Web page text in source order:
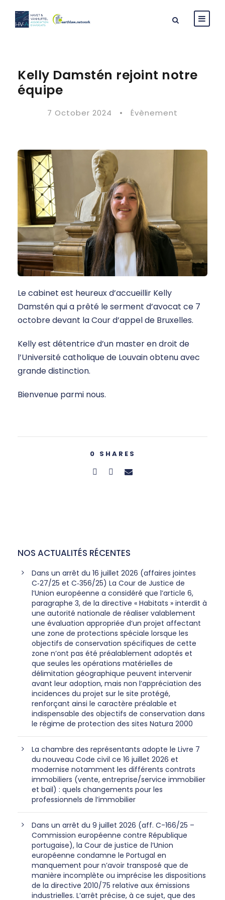
Kelly Damstén rejoint notre
équipe
7 October 2024 • Évènement
Le cabinet est heureux d’accueillir Kelly
Damstén qui a prêté le serment d’avocat ce 7
octobre devant la Cour d’appel de Bruxelles.
Kelly est détentrice d’un master en droit de
l’Université catholique de Louvain obtenu avec
grande distinction.
Bienvenue parmi nous.
0 SHARES
NOS ACTUALITÉS RÉCENTES
Dans un arrêt du 16 juillet 2026 (affaires jointes
C‑27/25 et C‑356/25) La Cour de Justice de
l’Union européenne a considéré que l’article 6,
paragraphe 3, de la directive « Habitats » interdit à
une autorité nationale de réaliser valablement
une évaluation appropriée d’un projet affectant
une zone de protections spéciale lorsque les
objectifs de conservation spécifiques de cette
zone n’ont pas été préalablement adoptés et
que seules les opérations matérielles de
délimitation géographique peuvent intervenir
avant leur adoption, mais non l’appréciation des
incidences du projet sur le site protégé,
renforçant ainsi le caractère préalable et
indispensable des objectifs de conservation dans
le régime de protection des sites Natura 2000
La chambre des représentants adopte le Livre 7
du nouveau Code civil ce 16 juillet 2026 et
modernise notamment les différents contrats
immobiliers (vente, entreprise/service immobilier
et bail) : quels changements pour les
professionnels de l’immobilier
Dans un arrêt du 9 juillet 2026 (aff. C-166/25 –
Commission européenne contre République
portugaise), la Cour de justice de l’Union
européenne condamne le Portugal en
manquement pour n’avoir transposé que de
manière incomplète ou imprécise les dispositions
de la directive 2010/75 relative aux émissions
industrielles. L’arrêt précise, à ce sujet, que des